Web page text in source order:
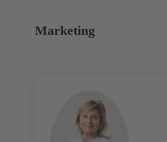
Marketing